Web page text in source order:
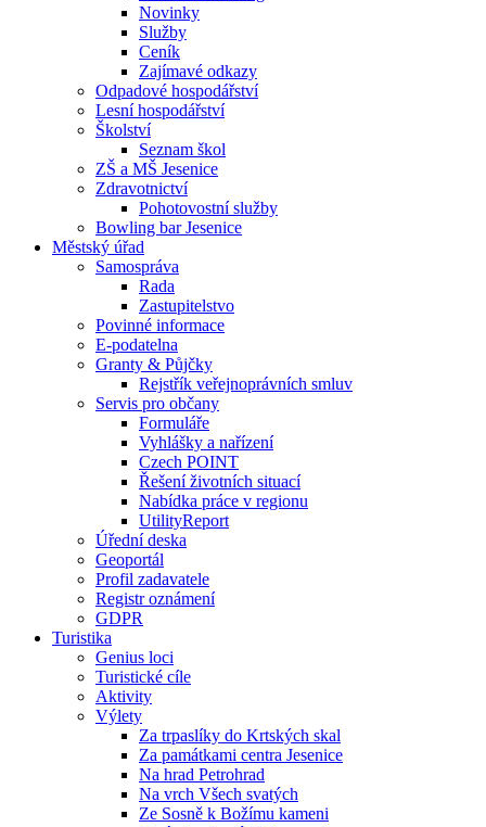
Novinky
Služby
Ceník
Zajímavé odkazy
Odpadové hospodářství
Lesní hospodářství
Školství
Seznam škol
ZŠ a MŠ Jesenice
Zdravotnictví
Pohotovostní služby
Bowling bar Jesenice
Městský úřad
Samospráva
Rada
Zastupitelstvo
Povinné informace
E-podatelna
Granty & Půjčky
Rejstřík veřejnoprávních smluv
Servis pro občany
Formuláře
Vyhlášky a nařízení
Czech POINT
Řešení životních situací
Nabídka práce v regionu
UtilityReport
Úřední deska
Geoportál
Profil zadavatele
Registr oznámení
GDPR
Turistika
Genius loci
Turistické cíle
Aktivity
Výlety
Za trpaslíky do Krtských skal
Za památkami centra Jesenice
Na hrad Petrohrad
Na vrch Všech svatých
Ze Sosně k Božímu kameni